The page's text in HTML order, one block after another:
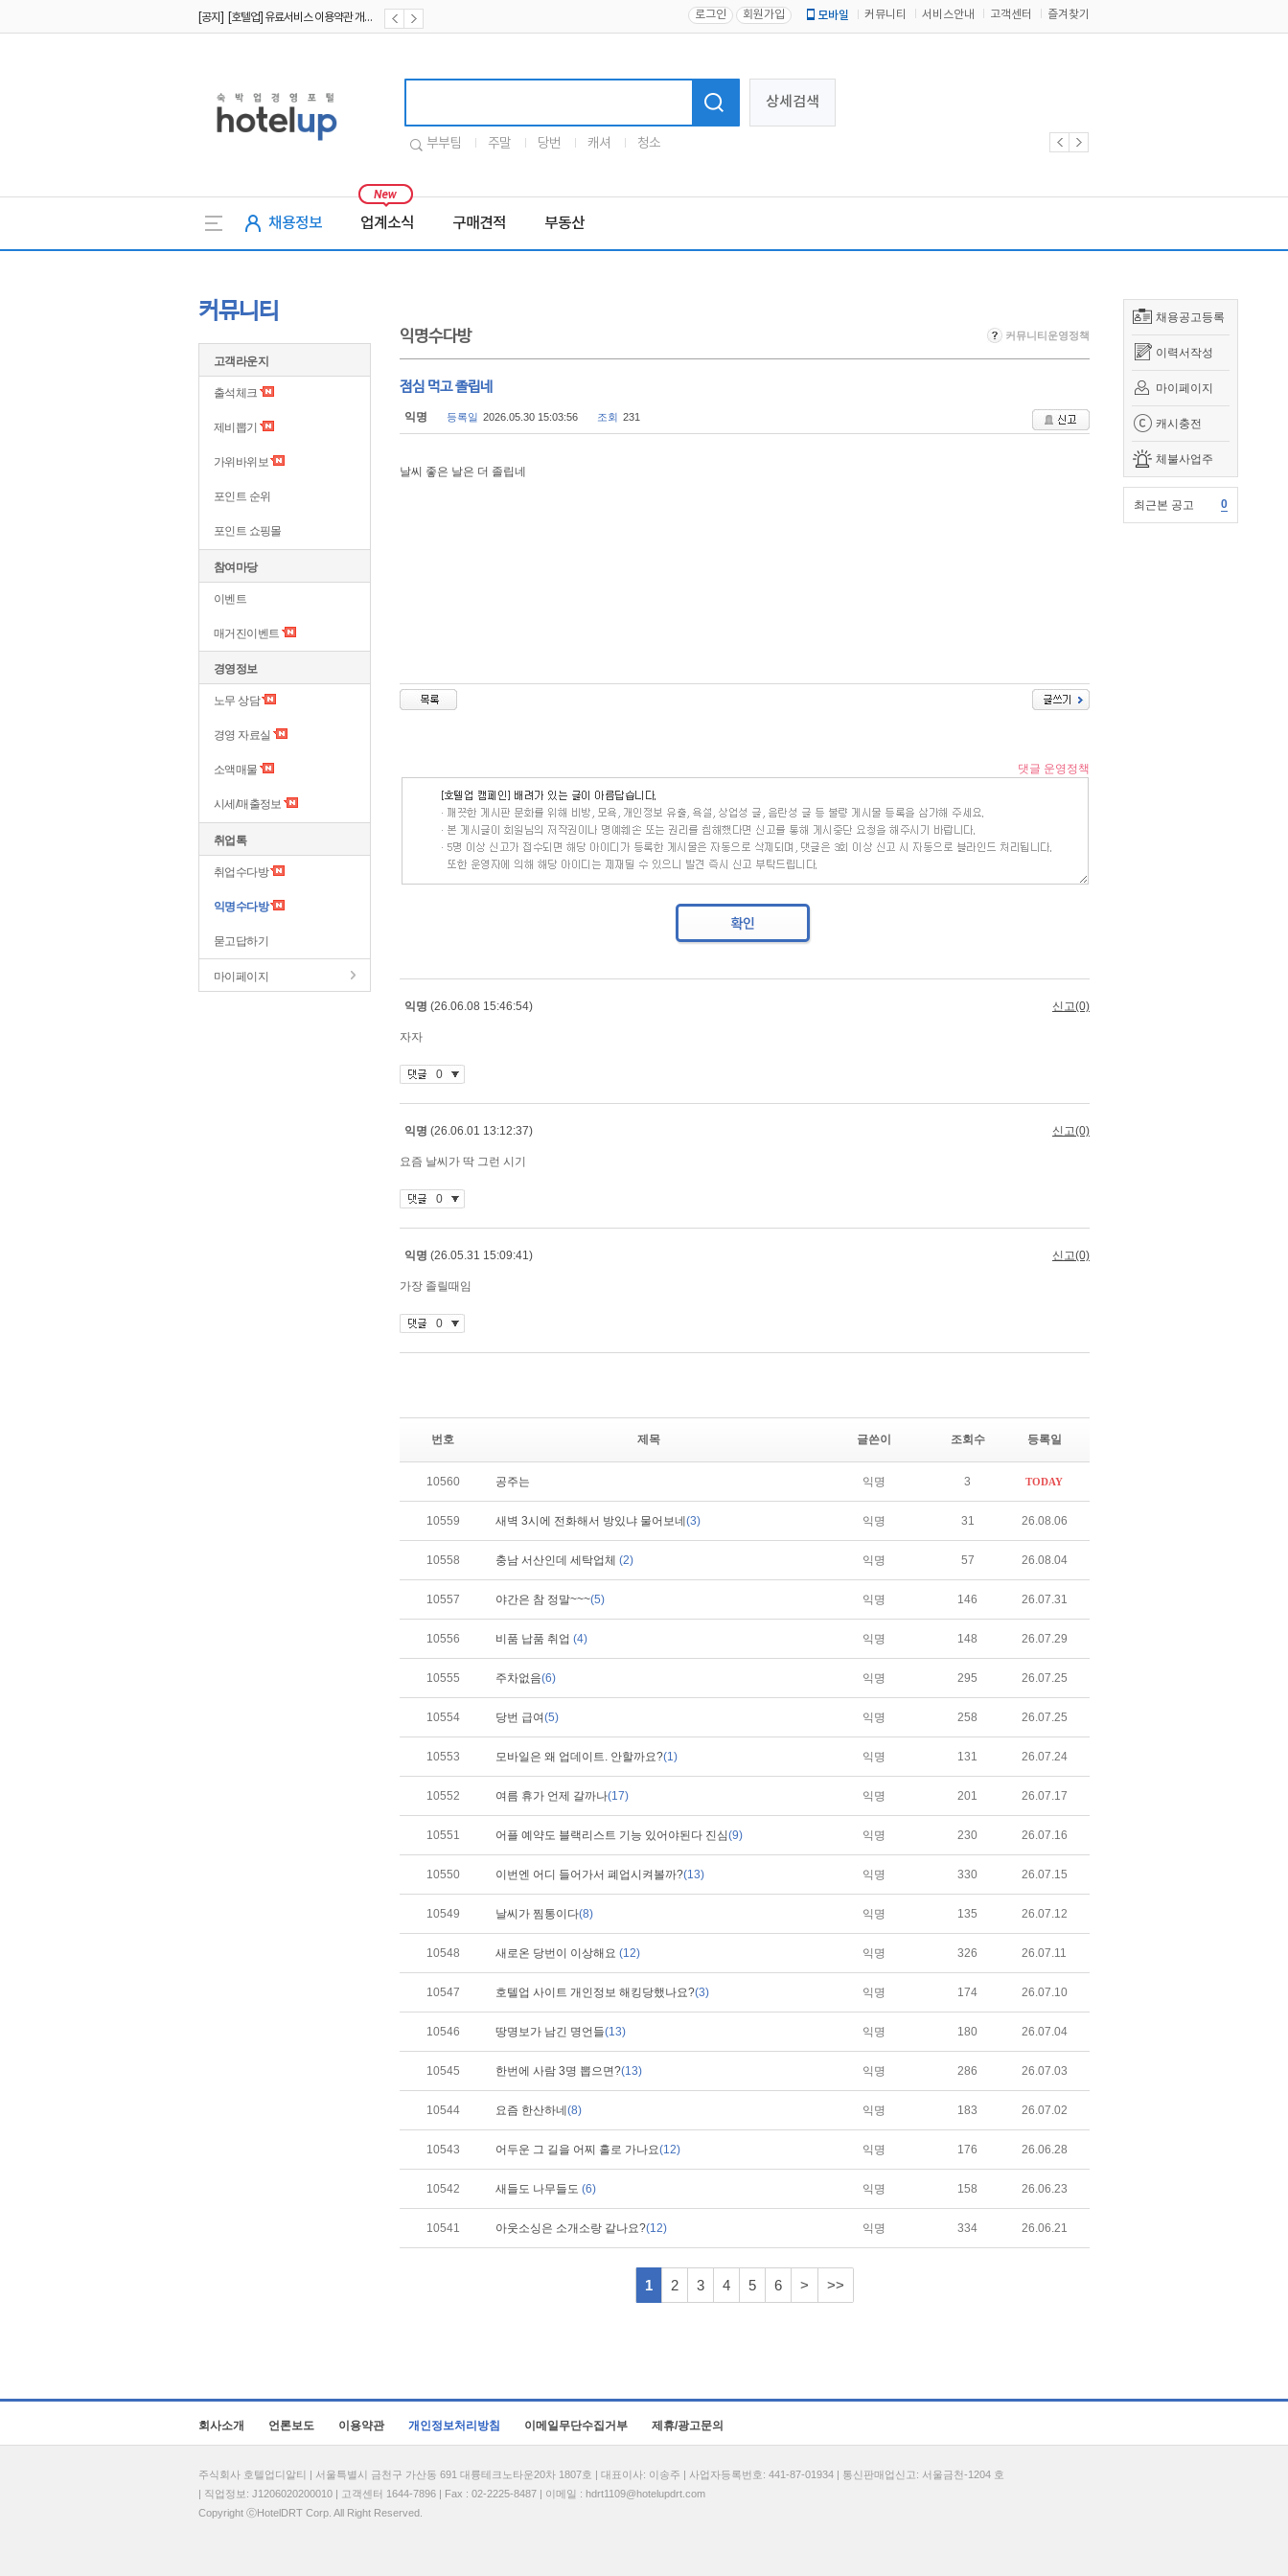
[공지] [호텔업] 유료서비스 이용약관 개정본2 (19.09.02) 로그인 회원가입 모바일 커뮤니티 서비스안내 고객센터 즐겨찾기
상세검색
부부팀 주말 당번 캐셔 청소
채용정보 업계소식 구매견적 부동산
채용공고등록
이력서작성
마이페이지
캐시충전
체불사업주
최근본 공고 0
커뮤니티
고객라운지
출석체크
제비뽑기
가위바위보
포인트 순위
포인트 쇼핑몰
참여마당
이벤트
매거진이벤트
경영정보
노무 상담
경영 자료실
소액매물
시세/매출정보
취업톡
취업수다방
익명수다방
묻고답하기
마이페이지
익명수다방 커뮤니티운영정책
점심 먹고 졸립네
익명 등록일 2026.05.30 15:03:56 조회 231
날씨 좋은 날은 더 졸립네
번호 제목 글쓴이 조회수 등록일
10560 공주는 익명 3 TODAY
10559 새벽 3시에 전화해서 방있냐 물어보네 (3) 익명 31 26.08.06
10558 충남 서산인데 세탁업체 (2) 익명 57 26.08.04
10557 야간은 참 정말~~~(5) 익명 146 26.07.31
10556 비품 납품 취업 (4) 익명 148 26.07.29
10555 주차없음(6) 익명 295 26.07.25
10554 당번 급여(5) 익명 258 26.07.25
10553 모바일은 왜 업데이트. 안할까요?(1) 익명 131 26.07.24
10552 여름 휴가 언제 갈까나(17) 익명 201 26.07.17
10551 어플 예약도 블랙리스트 기능 있어야된다 진심(9) 익명 230 26.07.16
10550 이번엔 어디 들어가서 폐업시켜볼까?(13) 익명 330 26.07.15
10549 날씨가 찜통이다(8) 익명 135 26.07.12
10548 새로온 당번이 이상해요 (12) 익명 326 26.07.11
10547 호텔업 사이트 개인정보 해킹당했나요?(3) 익명 174 26.07.10
10546 땅명보가 남긴 명언들(13) 익명 180 26.07.04
10545 한번에 사람 3명 뽑으면?(13) 익명 286 26.07.03
10544 요즘 한산하네 (8) 익명 183 26.07.02
10543 어두운 그 길을 어찌 홀로 가나요(12) 익명 176 26.06.28
10542 새들도 나무들도 (6) 익명 158 26.06.23
10541 아웃소싱은 소개소랑 같나요?(12) 익명 334 26.06.21
1 2 3 4 5 6 > >>
회사소개 언론보도 이용약관 개인정보처리방침 이메일무단수집거부 제휴/광고문의
주식회사 호텔업디알티 | 서울특별시 금천구 가산동 691 대륭테크노타운20차 1807호 | 대표이사: 이송주 | 사업자등록번호: 441-87-01934 | 통신판매업신고: 서울금천-1204 호
| 직업정보: J1206020200010 | 고객센터 1644-7896 | Fax : 02-2225-8487 | 이메일 : hdrt1109@hotelupdrt.com
Copyright ⓒHotelDRT Corp. All Right Reserved.